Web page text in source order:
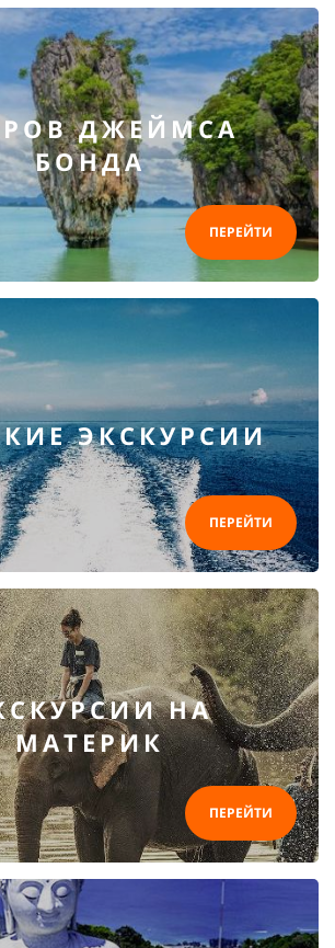
ДЖЕЙМСА
БОНДА
ПЕРЕЙТИ
ЭКСКУРСИИ
ПЕРЕЙТИ
НА
МАТЕРИК
ПЕРЕЙТИ